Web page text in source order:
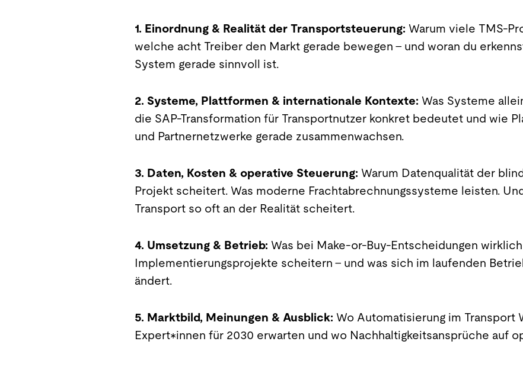
1. Einordnung & Realität der Transportsteuerung: Warum viele TMS-
welche acht Treiber den Markt gerade bewegen – und woran du
System gerade sinnvoll ist.
2. Systeme, Plattformen & internationale Kontexte: Was Systeme
die SAP-Transformation für Transportnutzer konkret bedeutet und wie
und Partnernetzwerke gerade zusammenwachsen.
3. Daten, Kosten & operative Steuerung: Warum Datenqualität der
Projekt scheitert. Was moderne Frachtabrechnungssysteme leisten.
Transport so oft an der Realität scheitert.
4. Umsetzung & Betrieb: Was bei Make-or-Buy-Entscheidungen
Implementierungsprojekte scheitern – und was sich im laufenden
ändert.
5. Marktbild, Meinungen & Ausblick: Wo Automatisierung im Transport
Expert*innen für 2030 erwarten und wo Nachhaltigkeitsansprüche auf